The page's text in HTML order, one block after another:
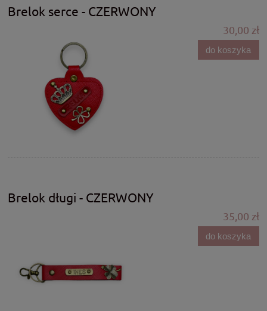
Brelok serce - CZERWONY
30,00 zł
do koszyka
Brelok długi - CZERWONY
35,00 zł
do koszyka